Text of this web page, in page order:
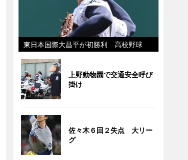
東日本国際大昌平が初勝利 高校野球
上野動物園で交通安全呼び
掛け
佐々木６回２失点 大リー
グ